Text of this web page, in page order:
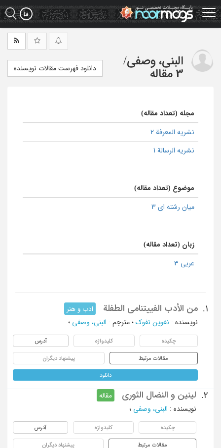
Skip
to
main
البنی، وصفی/
3 مقاله
دانلود فهرست مقالات نویسنده
مجله (تعداد مقاله)
نشریه المعرفة 2
نشریه الرسالة 1
موضوع (تعداد مقاله)
میان رشته ای 3
زبان (تعداد مقاله)
عربی 3
1. من الأدب الفییتنامی الطفلة
ادب و هنر
نویسنده : نغوین نفوک ؛ مترجم : البنی، وصفی ؛
چکیده کلیدواژه آدرس
مقالات مرتبط پیشنهاد دیگران
دانلود
2. لینین و النضال الثوری
مقاله
نویسنده : البنی، وصفی ؛
چکیده کلیدواژه آدرس
مقالات مرتبط پیشنهاد دیگران